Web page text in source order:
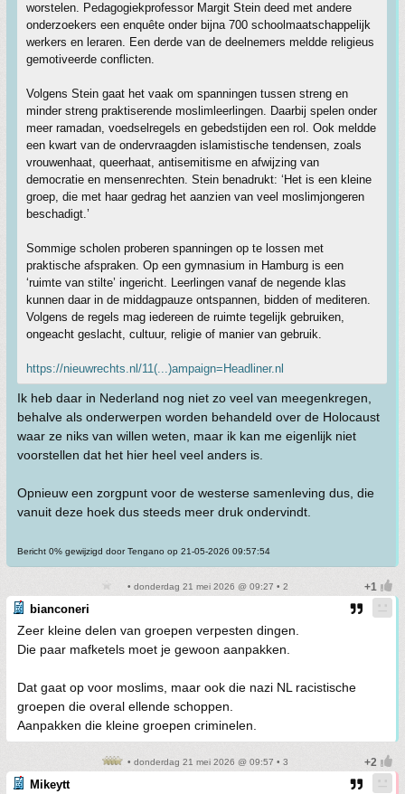
worstelen. Pedagogiekprofessor Margit Stein deed met andere
onderzoekers een enquête onder bijna 700 schoolmaatschappelijk
werkers en leraren. Een derde van de deelnemers meldde religieus
gemotiveerde conflicten.
Volgens Stein gaat het vaak om spanningen tussen streng en
minder streng praktiserende moslimleerlingen. Daarbij spelen onder
meer ramadan, voedselregels en gebedstijden een rol. Ook meldde
een kwart van de ondervraagden islamistische tendensen, zoals
vrouwenhaat, queerhaat, antisemitisme en afwijzing van
democratie en mensenrechten. Stein benadrukt: ‘Het is een kleine
groep, die met haar gedrag het aanzien van veel moslimjongeren
beschadigt.’
Sommige scholen proberen spanningen op te lossen met
praktische afspraken. Op een gymnasium in Hamburg is een
‘ruimte van stilte’ ingericht. Leerlingen vanaf de negende klas
kunnen daar in de middagpauze ontspannen, bidden of mediteren.
Volgens de regels mag iedereen de ruimte tegelijk gebruiken,
ongeacht geslacht, cultuur, religie of manier van gebruik.
https://nieuwrechts.nl/11(...)ampaign=Headliner.nl
Ik heb daar in Nederland nog niet zo veel van meegenkregen,
behalve als onderwerpen worden behandeld over de Holocaust
waar ze niks van willen weten, maar ik kan me eigenlijk niet
voorstellen dat het hier heel veel anders is.
Opnieuw een zorgpunt voor de westerse samenleving dus, die
vanuit deze hoek dus steeds meer druk ondervindt.
Bericht 0% gewijzigd door Tengano op 21-05-2026 09:57:54
• donderdag 21 mei 2026 @ 09:27 • 2
bianconeri
Zeer kleine delen van groepen verpesten dingen.
Die paar mafketels moet je gewoon aanpakken.
Dat gaat op voor moslims, maar ook die nazi NL racistische
groepen die overal ellende schoppen.
Aanpakken die kleine groepen criminelen.
• donderdag 21 mei 2026 @ 09:57 • 3
Mikeytt